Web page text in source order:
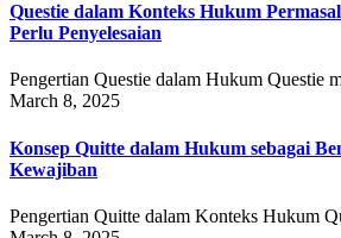
Questie dalam Konteks Hukum
Perlu Penyelesaian
Pengertian Questie dalam Hukum Questie
March 8, 2025
Konsep Quitte dalam Hukum sebagai
Kewajiban
Pengertian Quitte dalam Konteks Hukum